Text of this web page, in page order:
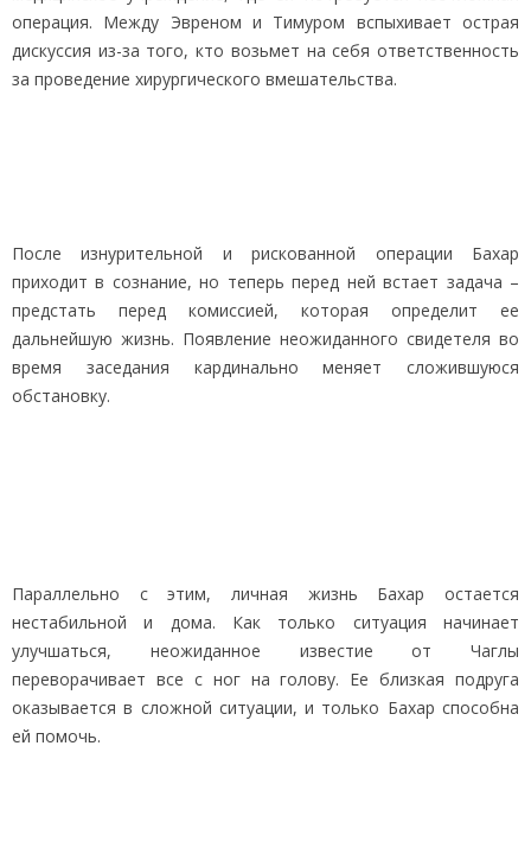
операция. Между Эвреном и Тимуром вспыхивает острая
дискуссия из-за того, кто возьмет на себя ответственность
за проведение хирургического вмешательства.
После изнурительной и рискованной операции Бахар
приходит в сознание, но теперь перед ней встает задача –
предстать перед комиссией, которая определит ее
дальнейшую жизнь. Появление неожиданного свидетеля во
время заседания кардинально меняет сложившуюся
обстановку.
Параллельно с этим, личная жизнь Бахар остается
нестабильной и дома. Как только ситуация начинает
улучшаться, неожиданное известие от Чаглы
переворачивает все с ног на голову. Ее близкая подруга
оказывается в сложной ситуации, и только Бахар способна
ей помочь.